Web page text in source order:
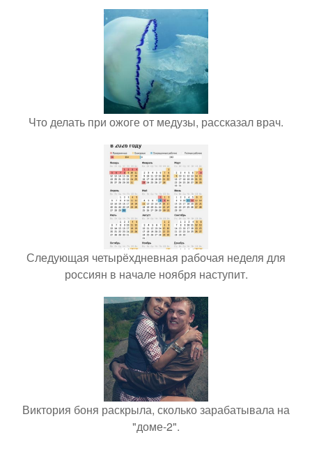
Что делать при ожоге от медузы, рассказал врач.
Следующая четырёхдневная рабочая неделя для
россиян в начале ноября наступит.
Виктория боня раскрыла, сколько зарабатывала на
"доме-2".